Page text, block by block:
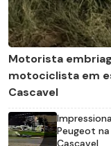
Motorista
motociclista em
Cascavel
Peugeot
Cascavel